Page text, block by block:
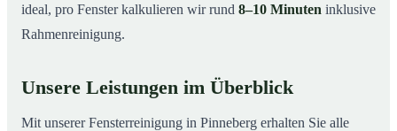
ideal, pro Fenster kalkulieren wir rund 8–10 Minuten inklusive
Rahmenreinigung.
Unsere Leistungen im Überblick
Mit unserer Fensterreinigung in Pinneberg erhalten Sie alle